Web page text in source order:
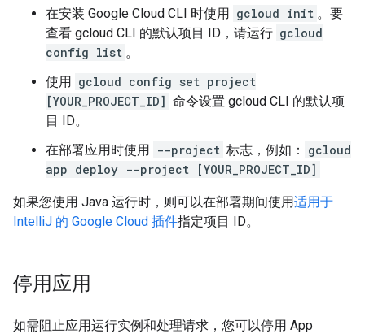
在安装 Google Cloud CLI 时使用 gcloud init 。要
查看 gcloud CLI 的默认项目 ID，请运行 gcloud
config list 。
使用 gcloud config set project
[YOUR_PROJECT_ID] 命令设置 gcloud CLI 的默认项
目 ID。
在部署应用时使用 --project 标志，例如：
gcloud
app deploy --project [YOUR_PROJECT_ID]
如果您使用 Java 运行时，则可以在部署期间使用适用于
IntelliJ 的 Google Cloud 插件指定项目 ID。
停用应用
如需阻止应用运行实例和处理请求，您可以停用 App